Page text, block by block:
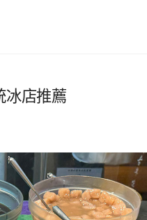
冰店推薦